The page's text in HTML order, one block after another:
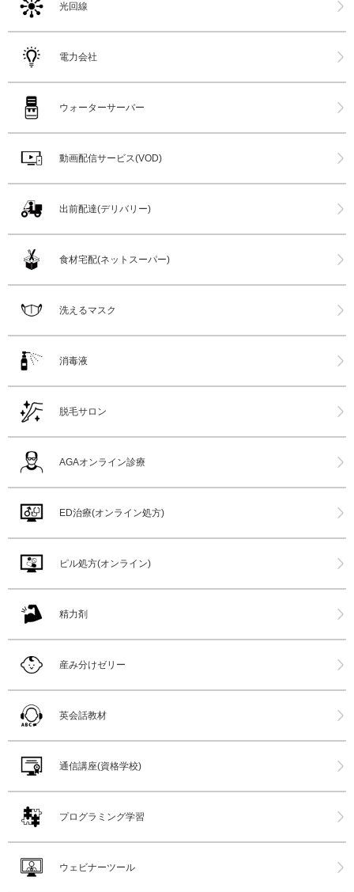
光回線
電力会社
ウォーターサーバー
動画配信サービス(VOD)
出前配達(デリバリー)
食材宅配(ネットスーパー)
洗えるマスク
消毒液
脱毛サロン
AGAオンライン診療
ED治療(オンライン処方)
ピル処方(オンライン)
精力剤
産み分けゼリー
英会話教材
通信講座(資格学校)
プログラミング学習
ウェビナーツール